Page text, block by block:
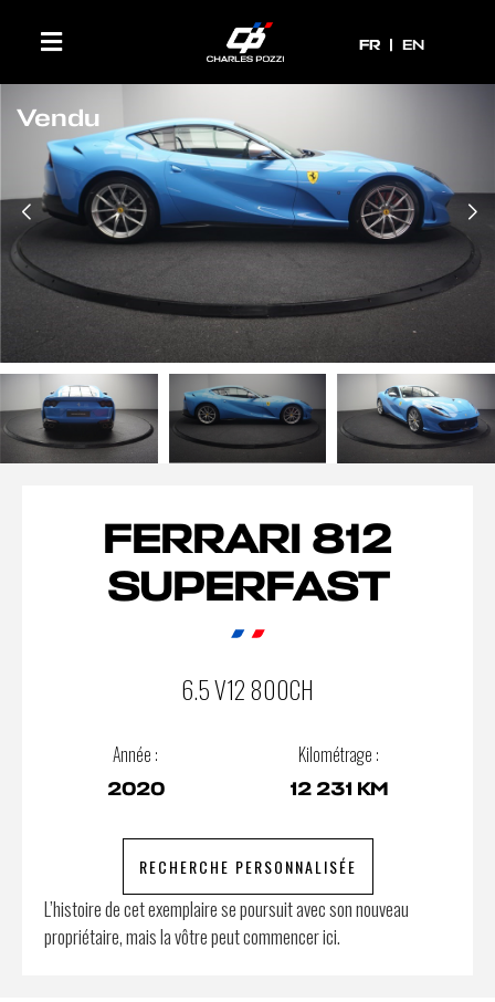
FR
FR EN
Vendu
FERRARI 812
SUPERFAST
6.5 V12 800CH
Année :
2020
Kilométrage :
12 231 KM
RECHERCHE PERSONNALISÉE
L’histoire de cet exemplaire se poursuit avec son nouveau
propriétaire, mais la vôtre peut commencer ici.